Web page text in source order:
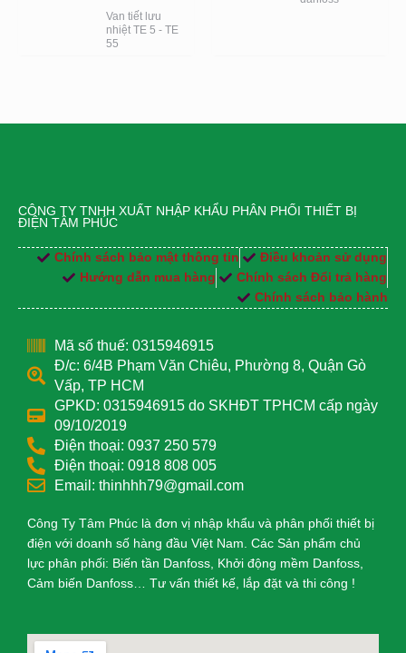
Van tiết lưu
nhiệt TE 5 - TE
55
CÔNG TY TNHH XUẤT NHẬP KHẨU PHÂN PHỐI THIẾT BỊ
ĐIỆN TÂM PHÚC
Chính sách bảo mật thông tin
Điều khoản sử dụng
Hướng dẫn mua hàng
Chính sách Đổi trả hàng
Chính sách bảo hành
Mã số thuế: 0315946915
Đ/c: 6/4B Phạm Văn Chiêu, Phường 8, Quận Gò
Vấp, TP HCM
GPKD: 0315946915 do SKHĐT TPHCM cấp ngày
09/10/2019
Điện thoại: 0937 250 579
Điện thoại: 0918 808 005
Email: thinhhh79@gmail.com
Công Ty Tâm Phúc là đơn vị nhập khẩu và phân phối thiết bị
điện với doanh số hàng đầu Việt Nam. Các Sản phẩm chủ
lực phân phối: Biến tần Danfoss, Khởi động mềm Danfoss,
Cảm biến Danfoss… Tư vấn thiết kế, lắp đặt và thi công !